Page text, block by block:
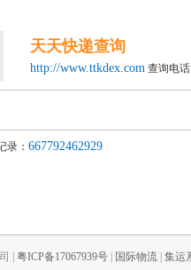
天天快递查询
http://www.ttkdex.com 查询电话
录： 667792462929
| 粤ICP备17067939号 | 国际物流 | 集运